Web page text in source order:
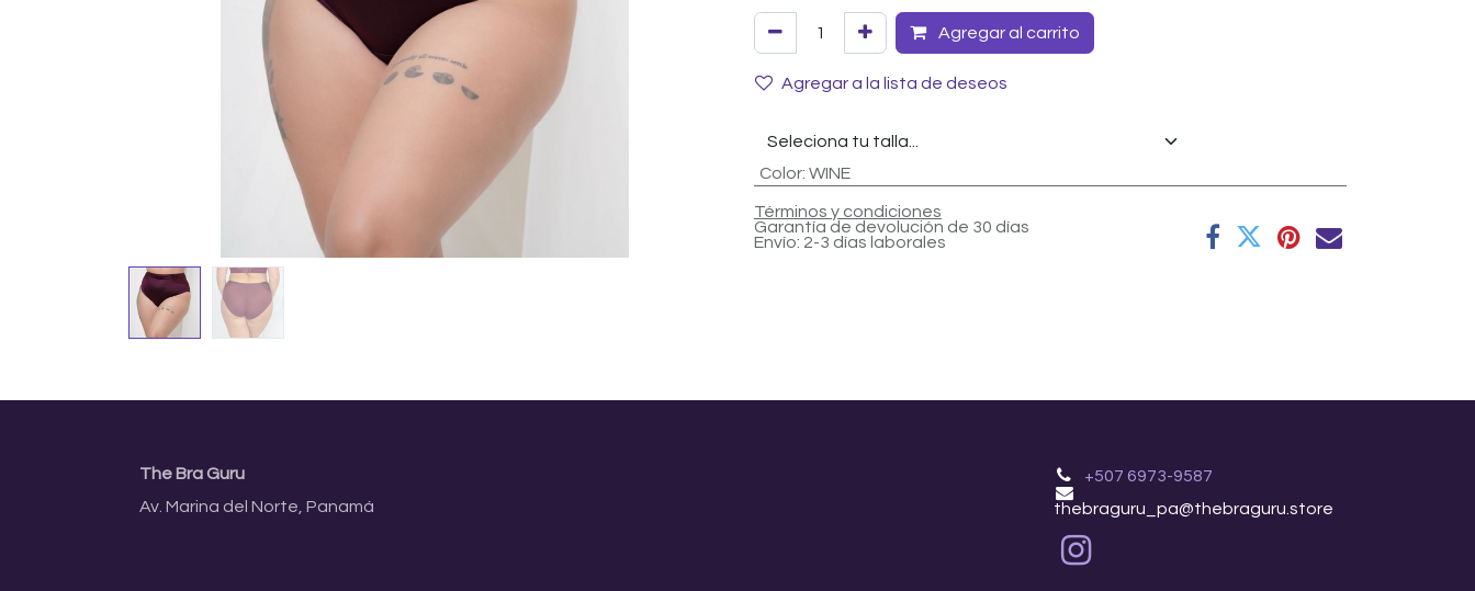
Agregar al carrito
Agregar a la lista de deseos
Color: WINE
Términos y condiciones
Garantía de devolución de 30 días
Envío: 2-3 días laborales
+507 6973-9587
thebraguru_pa@thebraguru.store
The Bra Guru
Av. Marina del Norte, Panamá